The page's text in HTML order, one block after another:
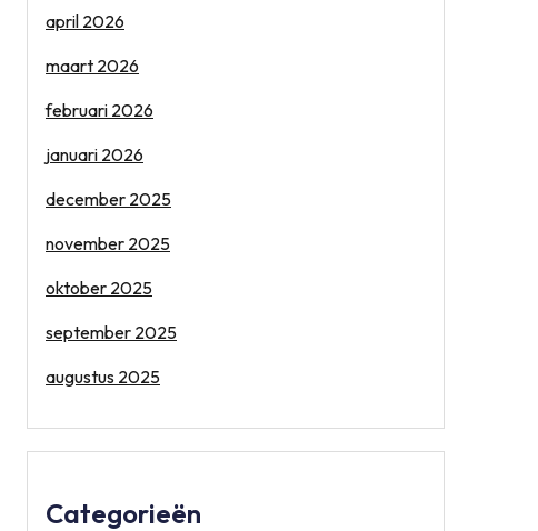
april 2026
maart 2026
februari 2026
januari 2026
december 2025
november 2025
oktober 2025
september 2025
augustus 2025
Categorieën